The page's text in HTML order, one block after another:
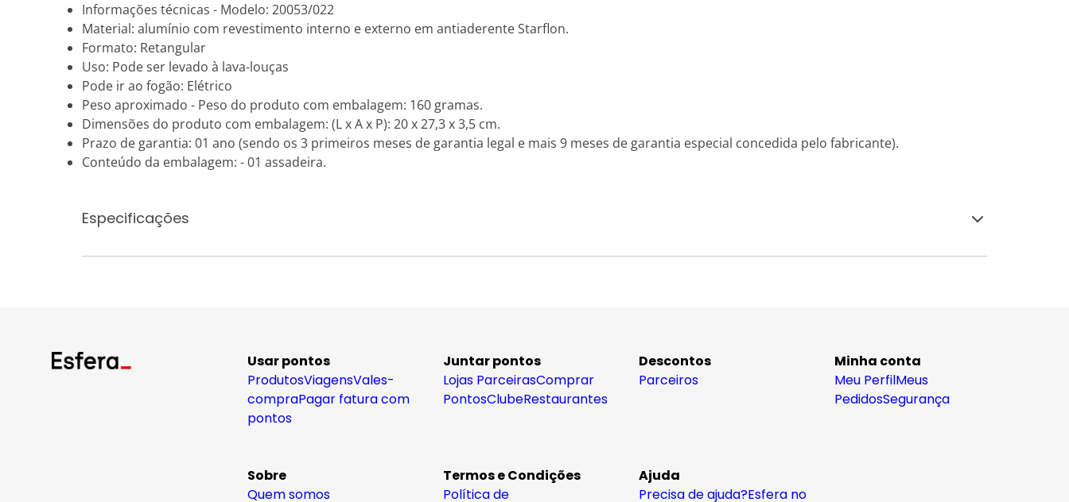
Informações técnicas - Modelo: 20053/022
Material: alumínio com revestimento interno e externo em antiaderente Starflon.
Formato: Retangular
Uso: Pode ser levado à lava-louças
Pode ir ao fogão: Elétrico
Peso aproximado - Peso do produto com embalagem: 160 gramas.
Dimensões do produto com embalagem: (L x A x P): 20 x 27,3 x 3,5 cm.
Prazo de garantia: 01 ano (sendo os 3 primeiros meses de garantia legal e mais 9 meses de garantia especial concedida pelo fabricante).
Conteúdo da embalagem: - 01 assadeira.
Especificações
Usar pontos
ProdutosViagensVales-
compraPagar fatura com
pontos
Juntar pontos
Lojas ParceirasComprar
PontosClubeRestaurantes
Descontos
Parceiros
Minha conta
Meu PerfilMeus
PedidosSegurança
Sobre
Quem somos
Termos e Condições
Política de
Ajuda
Precisa de ajuda?Esfera no